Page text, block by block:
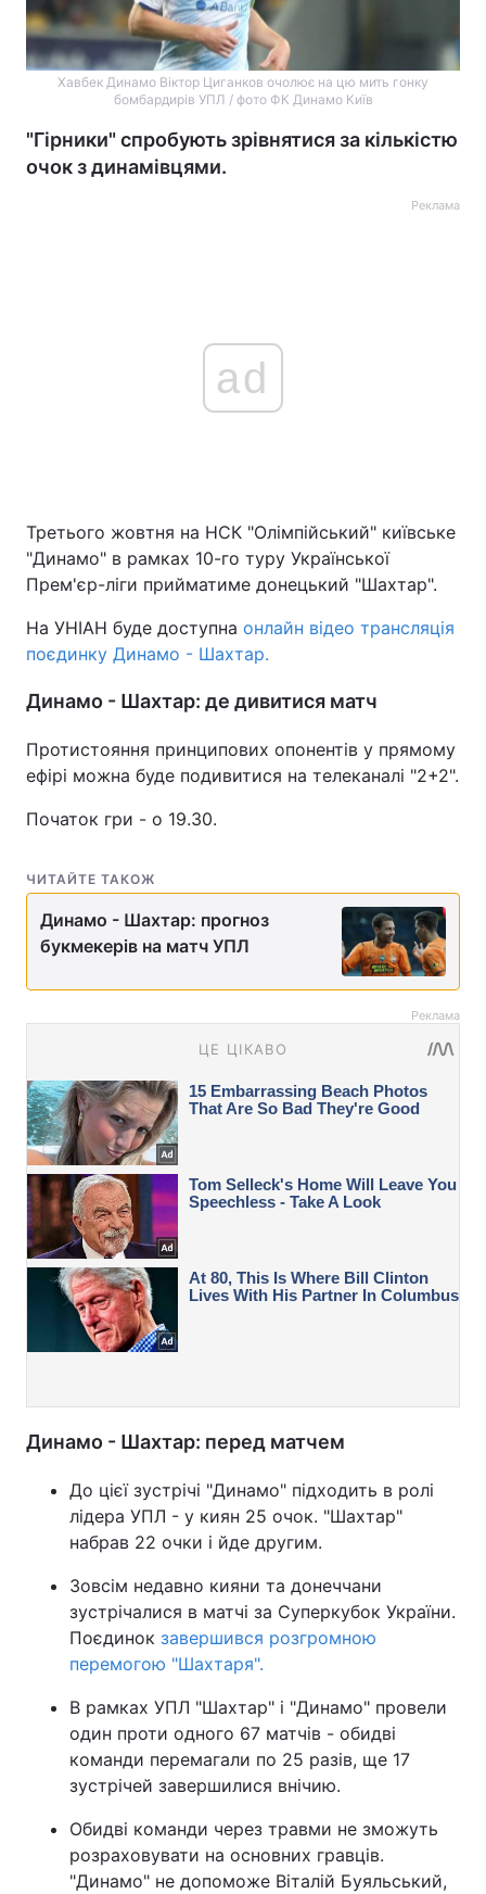
Хавбек Динамо Віктор Циганков очолює на цю мить гонку
бомбардирів УПЛ / фото ФК Динамо Київ
"Гірники" спробують зрівнятися за кількістю
очок з динамівцями.
Реклама
ad
Третього жовтня на НСК "Олімпійський" київське
"Динамо" в рамках 10-го туру Української
Прем'єр-ліги прийматиме донецький "Шахтар".
На УНІАН буде доступна онлайн відео трансляція
поєдинку Динамо - Шахтар.
Динамо - Шахтар: де дивитися матч
Протистояння принципових опонентів у прямому
ефірі можна буде подивитися на телеканалі "2+2".
Початок гри - о 19.30.
ЧИТАЙТЕ ТАКОЖ
Динамо - Шахтар: прогноз
букмекерів на матч УПЛ
Реклама
Динамо - Шахтар: перед матчем
До цієї зустрічі "Динамо" підходить в ролі
лідера УПЛ - у киян 25 очок. "Шахтар"
набрав 22 очки і йде другим.
Зовсім недавно кияни та донеччани
зустрічалися в матчі за Суперкубок України.
Поєдинок завершився розгромною
перемогою "Шахтаря".
В рамках УПЛ "Шахтар" і "Динамо" провели
один проти одного 67 матчів - обидві
команди перемагали по 25 разів, ще 17
зустрічей завершилися внічию.
Обидві команди через травми не зможуть
розраховувати на основних гравців.
"Динамо" не допоможе Віталій Буяльський,